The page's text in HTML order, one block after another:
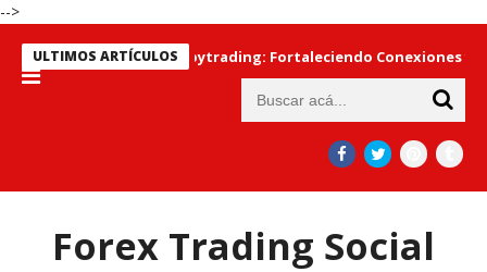
-->
ULTIMOS ARTÍCULOS
en torno al Copytrading: Fortaleciendo Conexiones y
Forex Trading Social